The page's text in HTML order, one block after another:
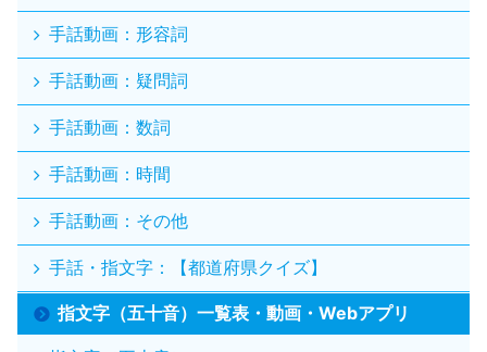
手話動画：形容詞
手話動画：疑問詞
手話動画：数詞
手話動画：時間
手話動画：その他
手話・指文字：【都道府県クイズ】
指文字（五十音）一覧表・動画・Webアプリ